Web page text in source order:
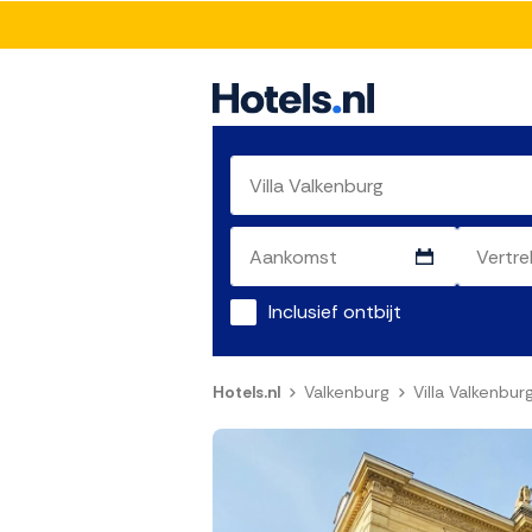
Inclusief ontbijt
Hotels.nl Valkenburg Villa